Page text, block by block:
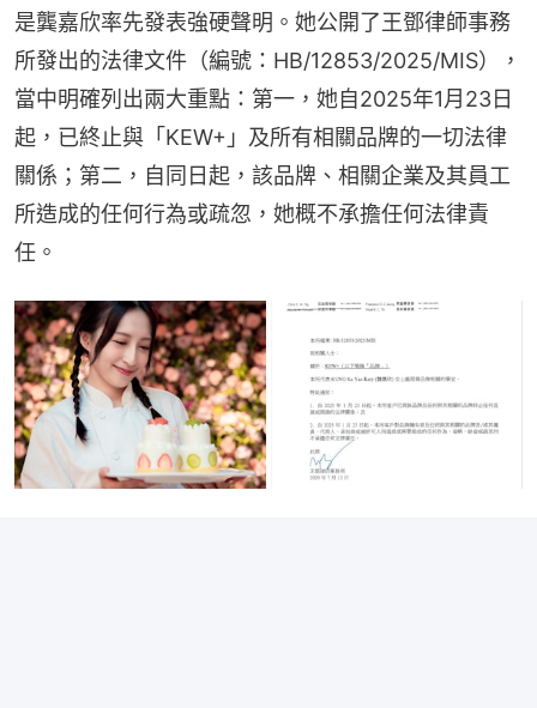
是龔嘉欣率先發表強硬聲明。她公開了王鄧律師事務
所發出的法律文件（編號：HB/12853/2025/MIS），
當中明確列出兩大重點：第一，她自2025年1月23日
起，已終止與「KEW+」及所有相關品牌的一切法律
關係；第二，自同日起，該品牌、相關企業及其員工
所造成的任何行為或疏忽，她概不承擔任何法律責
任。